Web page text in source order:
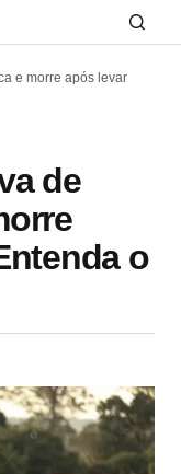
e morre após levar
de
o